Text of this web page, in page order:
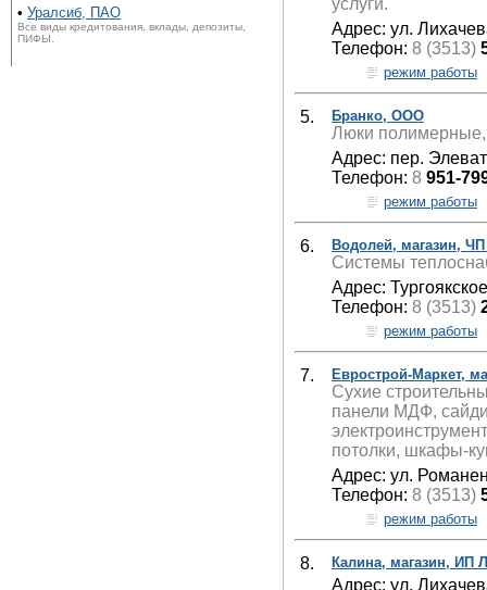
• Уралсиб, ПАО
Все виды кредитования, вклады, депозиты,
ПИФЫ.
Адрес: ул.
Телефон: 8 (3513)
режим работы
5. Бранко, ООО
Люки полимерные,
Адрес: пер.
Телефон: 8 951-
режим работы
6. Водолей, магазин,
Системы
Адрес:
Телефон: 8 (3513)
режим работы
7. Еврострой-Маркет,
Сухие
панели МДФ,
потолки, шкафы-
Адрес: ул.
Телефон: 8 (3513)
режим работы
8. Калина, магазин, ИП
Адрес: ул.